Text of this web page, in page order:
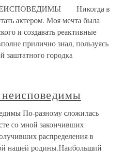
Никогда в
актером. Моя мечта была
и создавать реактивные
прилично знал, пользуясь
заштатного городка
По-разному сложилась
со мной закончивших
распределения в
нашей родины.Наибольший